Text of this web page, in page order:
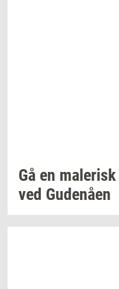
Gå en ma­le­risk
ved Gu­denå­en